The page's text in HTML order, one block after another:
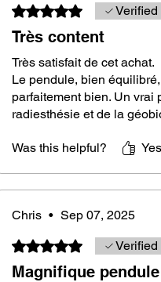
This pendulum is particularly
dowsing work. Its robustness
capable of capturing and
Whether you are a professional
pendulum will meet all your
Explore Our Collection
Feel free to explore our
crafted from ebony, olive wood,
a refined aesthetic, catering to
Rated 5 out of 5 stars.Verified
Très content
Très satisfait de cet achat.
Le pendule, bien
parfaitement bien. Un vrai
radiesthésie et de la
Was this helpful? Yes
Chris • Sep 07, 2025
Rated 5 out of 5 stars.Verified
Magnifique